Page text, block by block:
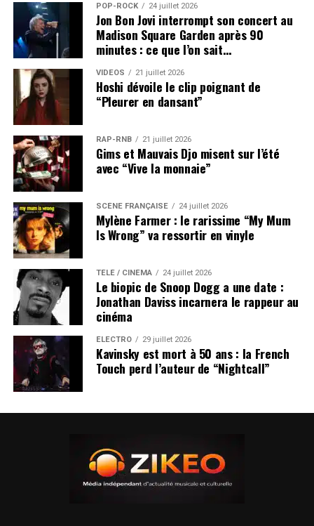
POP-ROCK 24 juillet 2026
Jon Bon Jovi interrompt son concert au
Madison Square Garden après 90
minutes : ce que l’on sait…
VIDEOS 21 juillet 2026
Hoshi dévoile le clip poignant de
“Pleurer en dansant”
RAP-RNB 21 juillet 2026
Gims et Mauvais Djo misent sur l’été
avec “Vive la monnaie”
SCÈNE FRANÇAISE 24 juillet 2026
Mylène Farmer : le rarissime “My Mum
Is Wrong” va ressortir en vinyle
TÉLÉ / CINÉMA 24 juillet 2026
Le biopic de Snoop Dogg a une date :
Jonathan Daviss incarnera le rappeur au
cinéma
ÉLECTRO 29 juillet 2026
Kavinsky est mort à 50 ans : la French
Touch perd l’auteur de “Nightcall”